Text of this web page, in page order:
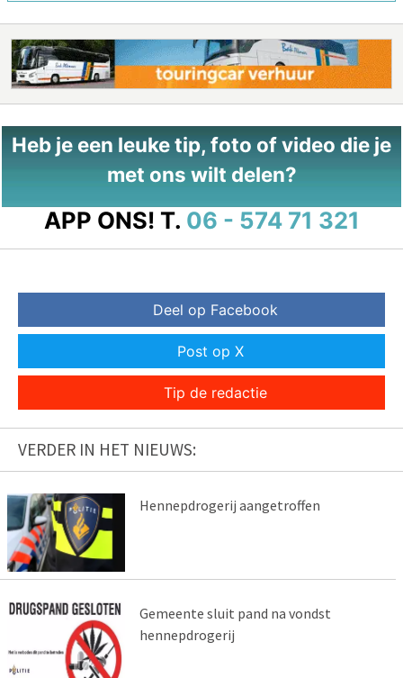
Heb je een leuke tip, foto of video die je
met ons wilt delen?
APP ONS! T. 06 - 574 71 321
Deel op Facebook
Post op X
Tip de redactie
VERDER IN HET NIEUWS:
Hennepdrogerij aangetroffen
Gemeente sluit pand na vondst
hennepdrogerij